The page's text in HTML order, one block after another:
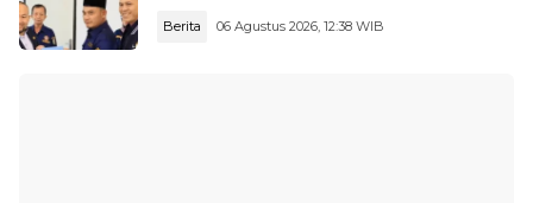
Berita 06 Agustus 2026, 12:38 WIB